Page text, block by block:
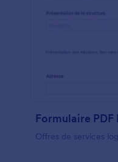
Formulaire
Offres de services